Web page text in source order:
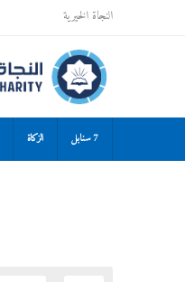
النجاة الخيرية
7 سنابل الزكاة